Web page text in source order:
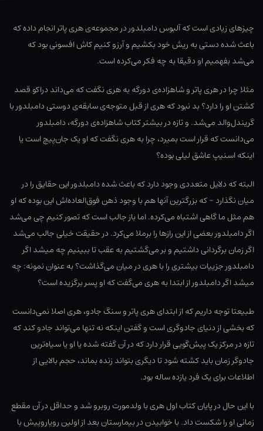
چیزهای زیادی است که آلبوس دامبلدور در مجموعه‌ی هری پاتر انجام داده که
باعث شده دستی به ریش خود بکشیم و آرزو کنیم کاش افسونی بود که
می‌شد بفهمیم او دقیقا به چه فکر می‌کرده است.
مثلا چرا در هری پاتر و شاهزاده‌ی دورگه به هری نگفت که می‌داند دراکو قصد
کشتن او را دارد؟ بد نبود که هری از قبل متوجه‌ی سابقه‌ی دوستی دامبلدور با
گریندل‌والد می‌شد. و تازه در بیشتر کتاب شاهزاده‌ی دورگه، دامبلدور
می‌دانست که قرار است بمیرد، چرا به هری نگفت که او یک جان‌پیچ است یا
اینکه اسنیپ عاشق لیلی بوده؟
البته که دلایل متعددی وجود دارد که باعث شده دامبلدور این حقایق را در
میان نگذارد – که بزرگترین آنها هم با وجود ذهن فوق‌العاده‌اش این بوده که او
هم مثل ما گاهی اشتباه می‌کرده. اما باز جالب است که تصور کنیم چی می‌شد
اگر دامبلدور بعضی از این رازها را برملا می‌کرد. در حقیقت خیلی جالب می‌شد
اگر زمان برگردانی داشتیم و بر می‌گشتیم به عقب تا ببینیم چه میشد اگر
دامبلدور جزییات بیشتری را با هری در میان می‌گذاشت؟ به عنوان نمونه: چه
میشد اگر دامبلدور از ابتدا به هری می‌گفت که او پسر برگزیده است؟
طبیعتا توجه داریم که از ابتدای هری پاتر و سنگ جادو، هری اصلا نمی‌دانست
که بخشی از دنیای جادوگری است و گفتن اینکه نه تنها می‌تواند جادو کند که
تازه در مرکز یک پیش‌گویی قرار دارد که در آن گفته شده یا او یا سیاه‌ترین
جادوگر زمان باید کشته شود تا دیگری بتواند زنده بماند، حجم بالایی از
اطلاعات برای یک فرد یازده ساله بود.
با این حال در پایان کتاب اول هری با ولدمورت روبرو شد و حداقل در آن مقطع
زمانی او را شکست داد. با خوابیدن در بیمارستان بعد از اولین رویاروییش با